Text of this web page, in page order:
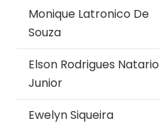
Monique Latronico De
Souza
Elson Rodrigues Natario
Junior
Ewelyn Siqueira